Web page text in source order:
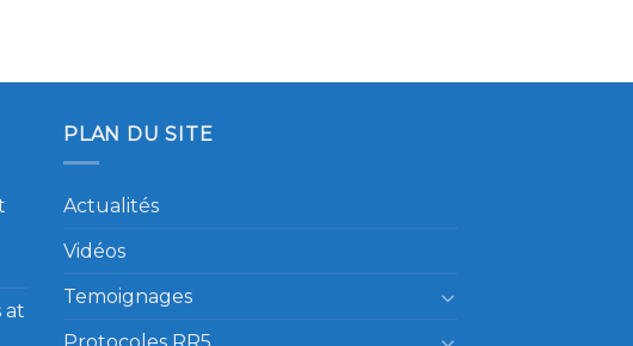
at
PLAN DU SITE
Actualités
Vidéos
Temoignages